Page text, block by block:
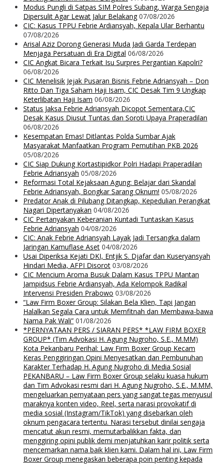
Modus Pungli di Satpas SIM Polres Subang, Warga Sengaja
Dipersulit Agar Lewat Jalur Belakang 07/08/2026
CIC: Kasus TPPU Febrie Ardiansyah, Kepala Ular Berhantu
07/08/2026
Arisal Aziz Dorong Generasi Muda Jadi Garda Terdepan
Menjaga Persatuan di Era Digital 06/08/2026
CIC Angkat Bicara Terkait Isu Surpres Pergantian Kapolri?
06/08/2026
CIC Menelisik Jejak Pusaran Bisnis Febrie Adriansyah – Don
Ritto Dan Tiga Saham Haji Isam, CIC Desak Tim 9 Ungkap
Keterlibatan Haji Isam 06/08/2026
Status Jaksa Febrie Adriansyah Dicopot Sementara,CIC
Desak Kasus Diusut Tuntas dan Soroti Upaya Praperadilan
06/08/2026
Kesempatan Emas! Ditlantas Polda Sumbar Ajak
Masyarakat Manfaatkan Program Pemutihan PKB 2026
05/08/2026
CIC Siap Dukung Kortastipidkor Polri Hadapi Praperadilan
Febrie Adriansyah 05/08/2026
Reformasi Total Kejaksaan Agung: Belajar dari Skandal
Febrie Adriansyah, Bongkar Sarang Oknum! 05/08/2026
Predator Anak di Pilubang Ditangkap, Kepedulian Perangkat
Nagari Dipertanyakan 04/08/2026
CIC Pertanyakan Keberanian Kuntadi Tuntaskan Kasus
Febrie Adriansyah 04/08/2026
CIC: Anak Febrie Adriansyah Layak Jadi Tersangka dalam
Jaringan Kamuflase Aset 04/08/2026
Usai Diperiksa Kejati DKI, Entjik S. Djafar dan Kuseryansyah
Hindari Media, AFPI Disorot 03/08/2026
CIC Mencium Aroma Busuk Dalam Kasus TPPU Mantan
Jampidsus Febrie Ardiansyah, Ada Kelompok Radikal
Intervensi Presiden Prabowo 03/08/2026
“Law Firm Boxer Group: Silakan Bela Klien, Tapi Jangan
Halalkan Segala Cara untuk Memfitnah dan Membawa-bawa
Nama Pak Wali” 01/08/2026
*PERNYATAAN PERS / SIARAN PERS* *LAW FIRM BOXER
GROUP* (Tim Advokasi H. Agung Nugroho, S.E., M.MM)
Kota Pekanbaru Perihal: Law Firm Boxer Group Kecam
Keras Penggiringan Opini Menyesatkan dan Pembunuhan
Karakter Terhadap H. Agung Nugroho di Media Sosial
PEKANBARU – Law Firm Boxer Group selaku kuasa hukum
dan Tim Advokasi resmi dari H. Agung Nugroho, S.E., M.MM,
mengeluarkan pernyataan pers yang sangat tegas menyusul
maraknya konten video, Reel, serta narasi provokatif di
media sosial (Instagram/TikTok) yang disebarkan oleh
oknum pengacara tertentu. Narasi tersebut dinilai sengaja
mencatut akun resmi, memutarbalikkan fakta, dan
menggiring opini publik demi menjatuhkan karir politik serta
mencemarkan nama baik klien kami. Dalam hal ini, Law Firm
Boxer Group menegaskan beberapa poin penting kepada